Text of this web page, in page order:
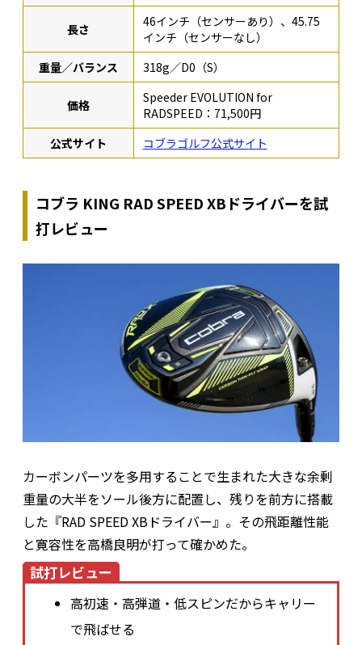
長さ
46インチ（センサーあり）、45.75
インチ（センサーなし）
重量／バランス
318g／D0（S）
価格
Speeder EVOLUTION for
RADSPEED：71,500円
公式サイト
コブラゴルフ公式サイト
コブラ KING RAD SPEED XBドライバーを試
打レビュー
カーボンパーツを多用することで生まれた大きな余剰
重量の大半をソール後方に配置し、残りを前方に搭載
した『RAD SPEED XBドライバー』。その飛距離性能
と寛容性を高橋良明が打って確かめた。
試打レビュー
高初速・高弾道・低スピンだからキャリー
で飛ばせる